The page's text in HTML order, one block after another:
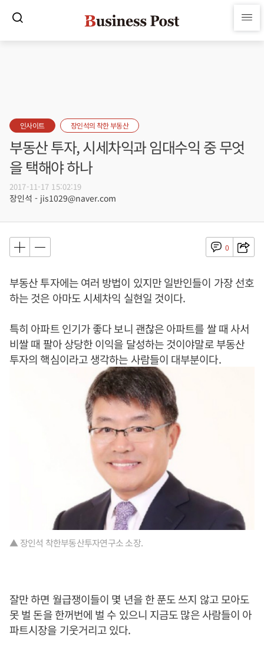
인사이트 장인석의 착한 부동산
부동산 투자, 시세차익과 임대수익 중 무엇
을 택해야 하나
2017-11-17 15:02:19
장인석 - jis1029@naver.com
0
부동산 투자에는 여러 방법이 있지만 일반인들이 가장 선호
하는 것은 아마도 시세차익 실현일 것이다.
특히 아파트 인기가 좋다 보니 괜찮은 아파트를 쌀 때 사서
비쌀 때 팔아 상당한 이익을 달성하는 것이야말로 부동산
투자의 핵심이라고 생각하는 사람들이 대부분이다.
▲ 장인석 착한부동산투자연구소 소장.
잘만 하면 월급쟁이들이 몇 년을 한 푼도 쓰지 않고 모아도
못 벌 돈을 한꺼번에 벌 수 있으니 지금도 많은 사람들이 아
파트시장을 기웃거리고 있다.